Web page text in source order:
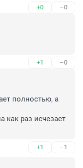
+0 –0
+1 –0
полностью, а
как раз исчезает
+1 –1